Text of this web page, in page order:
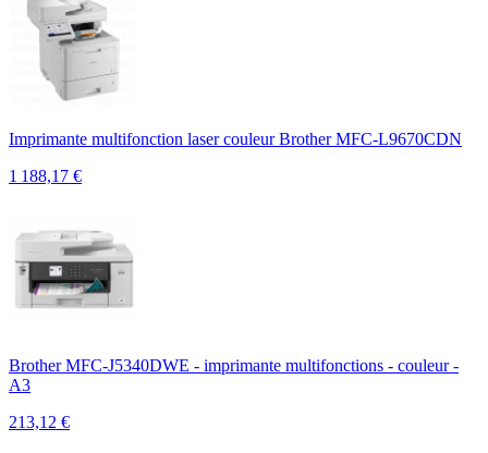
Imprimante multifonction laser couleur Brother MFC-L9670CDN
1 188,17 €
Brother MFC-J5340DWE - imprimante multifonctions - couleur -
A3
213,12 €